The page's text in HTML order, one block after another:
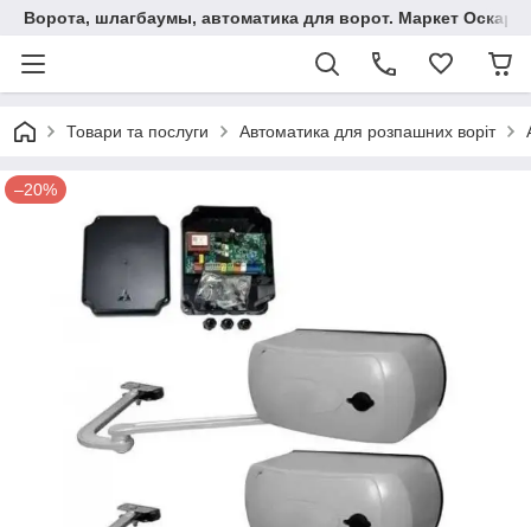
Ворота, шлагбаумы, автоматика для ворот. Маркет Оскар.
Товари та послуги Автоматика для розпашних воріт
–20%